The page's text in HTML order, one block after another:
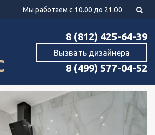
Мы работаем с 10.00 до 21.00
8 (812) 425-64-39
Вызвать дизайнера
8 (499) 577-04-52